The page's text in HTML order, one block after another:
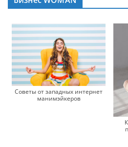
Советы от западных интернет
манимэйкеров